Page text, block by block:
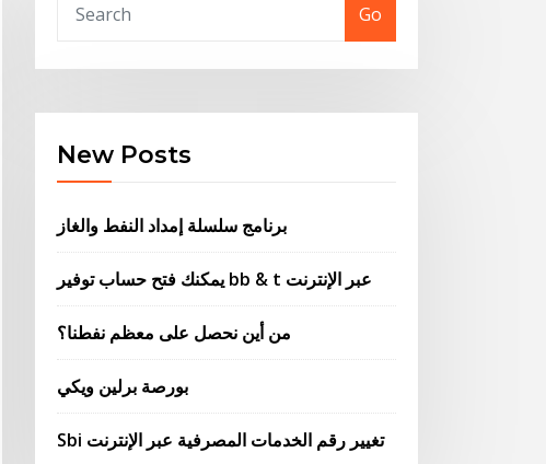
Go
New Posts
برنامج سلسلة إمداد النفط والغاز
يمكنك فتح حساب توفير bb & t عبر الإنترنت
من أين نحصل على معظم نفطنا؟
بورصة برلين ويكي
Sbi تغيير رقم الخدمات المصرفية عبر الإنترنت